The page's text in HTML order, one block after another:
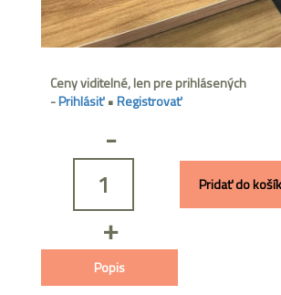
Ceny viditelné, len pre prihlásených
-Prihlásiť•Registrovať
-
+
Pridať do
Popis